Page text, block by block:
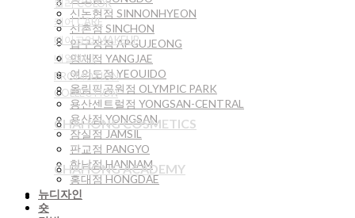
신논현점 SINNONHYEON
신촌점 SINCHON
압구정점 APGUJEONG
양재점 YANGJAE
여의도점 YEOUIDO
올림픽공원점 OLYMPIC PARK
용산센트럴점 YONGSAN-CENTRAL
용산점 YONGSAN
잠실점 JAMSIL
판교점 PANGYO
한남점 HANNAM
홍대점 HONGDAE
뉴디자인
숏
컬러 COLOR
케어 CARE
메이크업 MAKEUP
네일NAIL
PROMOTION
COLLECTION
CHAHONG COSMETICS
CHAHONG ACADEMY